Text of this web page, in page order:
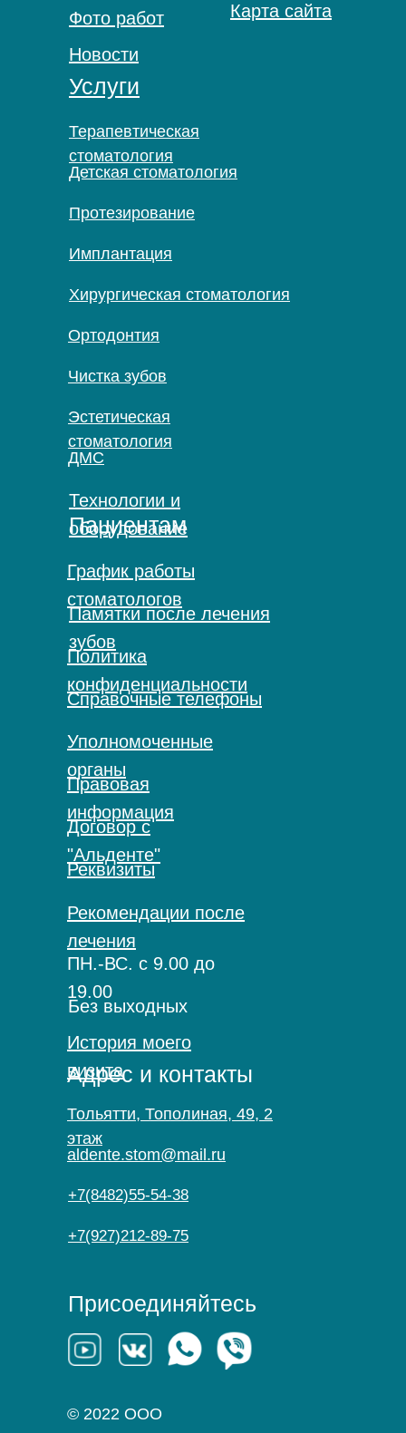
Адрес и контакты
Присоединяйтесь
Фото работ Карта сайта
ПН.-ВС. с 9.00 до
19.00
Тольятти, Тополиная, 49, 2
этаж
Без выходных
+7(8482)55-54-38
+7(927)212-89-75
aldente.stom@mail.ru
Услуги
Терапевтическая
стоматология
Детская стоматология
Протезирование
Имплантация
Хирургическая стоматология
Ортодонтия
Чистка зубов
Эстетическая
стоматология
ДМС
Пациентам
График работы
стоматологов
Политика
конфиденциальности
Памятки после лечения
зубов
Справочные телефоны
Уполномоченные
органы
Правовая
информация
Реквизиты
Договор с
"Альденте"
© 2022 ООО
История моего
визита
Рекомендации после
лечения
Новости
Технологии и
оборудование